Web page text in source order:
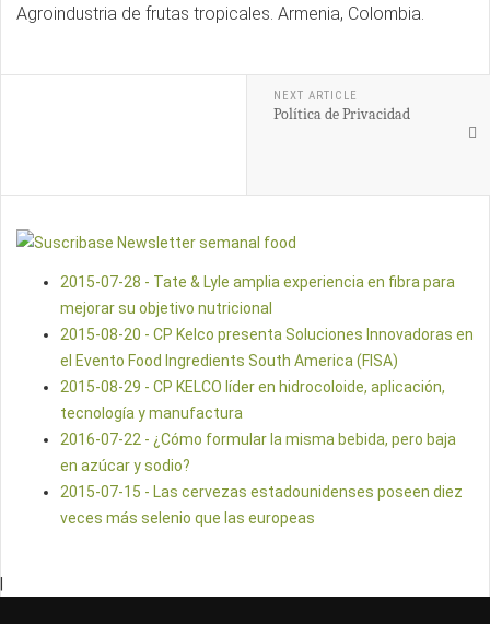
Agroindustria de frutas tropicales. Armenia, Colombia.
NEXT ARTICLE
Política de Privacidad
2015-07-28 - Tate & Lyle amplia experiencia en fibra para
mejorar su objetivo nutricional
2015-08-20 - CP Kelco presenta Soluciones Innovadoras en
el Evento Food Ingredients South America (FISA)
2015-08-29 - CP KELCO líder en hidrocoloide, aplicación,
tecnología y manufactura
2016-07-22 - ¿Cómo formular la misma bebida, pero baja
en azúcar y sodio?
2015-07-15 - Las cervezas estadounidenses poseen diez
veces más selenio que las europeas